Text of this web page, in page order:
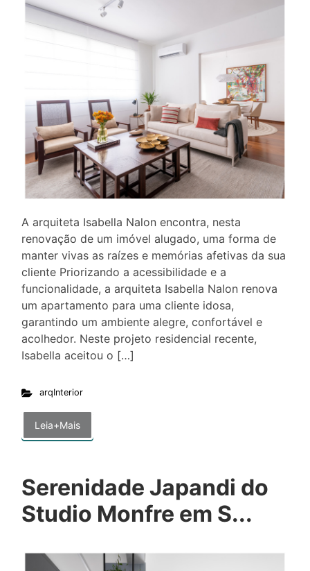
A arquiteta Isabella Nalon encontra, nesta
renovação de um imóvel alugado, uma forma de
manter vivas as raízes e memórias afetivas da sua
cliente Priorizando a acessibilidade e a
funcionalidade, a arquiteta Isabella Nalon renova
um apartamento para uma cliente idosa,
garantindo um ambiente alegre, confortável e
acolhedor. Neste projeto residencial recente,
Isabella aceitou o […]
arqInterior
Leia+Mais
Serenidade Japandi do
Studio Monfre em S...